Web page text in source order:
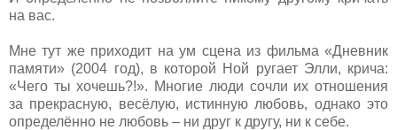
на вас.
Мне тут же приходит на ум сцена из фильма «Дневник
памяти» (2004 год), в которой Ной ругает Элли, крича:
«Чего ты хочешь?!». Многие люди сочли их отношения
за прекрасную, весёлую, истинную любовь, однако это
определённо не любовь – ни друг к другу, ни к себе.